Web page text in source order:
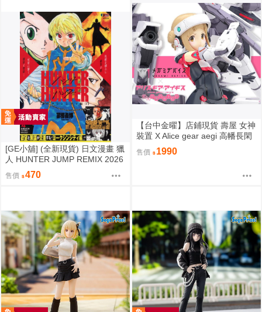
[GE小舖] (全新現貨) 日文漫畫 獵
人 HUNTER JUMP REMIX 2026
年 新封面再版 第4卷 酷拉皮卡
售價 470
【台中金曜】店鋪現貨 壽屋 女神
裝置 X Alice gear aegi 高幡長閑
一般版
售價 1990